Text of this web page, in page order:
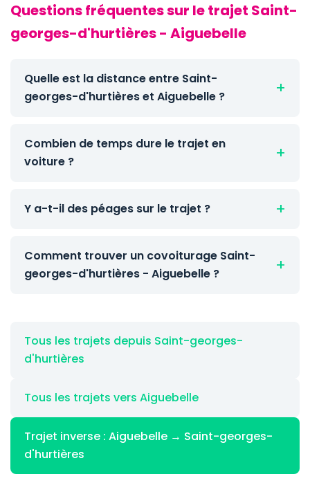
Questions fréquentes sur le trajet Saint-
georges-d'hurtières - Aiguebelle
Quelle est la distance entre Saint-
georges-d'hurtières et Aiguebelle ?
Combien de temps dure le trajet en
voiture ?
Y a-t-il des péages sur le trajet ?
Comment trouver un covoiturage Saint-
georges-d'hurtières - Aiguebelle ?
Tous les trajets depuis Saint-georges-
d'hurtières
Tous les trajets vers Aiguebelle
Trajet inverse : Aiguebelle → Saint-georges-
d'hurtières